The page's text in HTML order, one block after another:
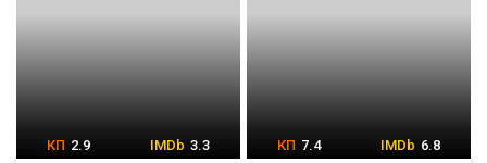
2.9 3.3 7.4 6.8